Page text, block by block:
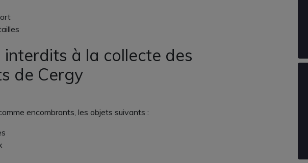
interdits à la collecte des
de Cergy
encombrants, les objets suivants :